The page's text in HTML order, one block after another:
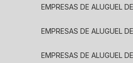
EMPRESAS DE ALUGUEL
EMPRESAS DE ALUGUEL
EMPRESAS DE ALUGUEL